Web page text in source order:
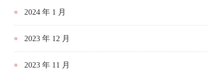
2024 年 1 月
2023 年 12 月
2023 年 11 月